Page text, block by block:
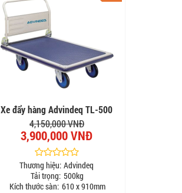
Xe đẩy hàng Advindeq TL-500
4,150,000 VNĐ
3,900,000 VNĐ
Thương hiệu: Advindeq
Tải trọng: 500kg
Kích thước sàn: 610 x 910mm